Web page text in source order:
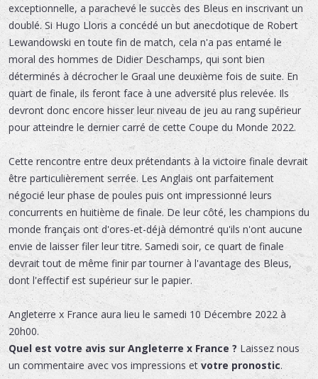
exceptionnelle, a parachevé le succès des Bleus en inscrivant un
doublé. Si Hugo Lloris a concédé un but anecdotique de Robert
Lewandowski en toute fin de match, cela n'a pas entamé le
moral des hommes de Didier Deschamps, qui sont bien
déterminés à décrocher le Graal une deuxième fois de suite. En
quart de finale, ils feront face à une adversité plus relevée. Ils
devront donc encore hisser leur niveau de jeu au rang supérieur
pour atteindre le dernier carré de cette Coupe du Monde 2022.
Cette rencontre entre deux prétendants à la victoire finale devrait
être particulièrement serrée. Les Anglais ont parfaitement
négocié leur phase de poules puis ont impressionné leurs
concurrents en huitième de finale. De leur côté, les champions du
monde français ont d'ores-et-déjà démontré qu'ils n'ont aucune
envie de laisser filer leur titre. Samedi soir, ce quart de finale
devrait tout de même finir par tourner à l'avantage des Bleus,
dont l'effectif est supérieur sur le papier.
Angleterre x France aura lieu le samedi 10 Décembre 2022 à
20h00.
Quel est votre avis sur Angleterre x France ? Laissez nous
un commentaire avec vos impressions et votre pronostic.